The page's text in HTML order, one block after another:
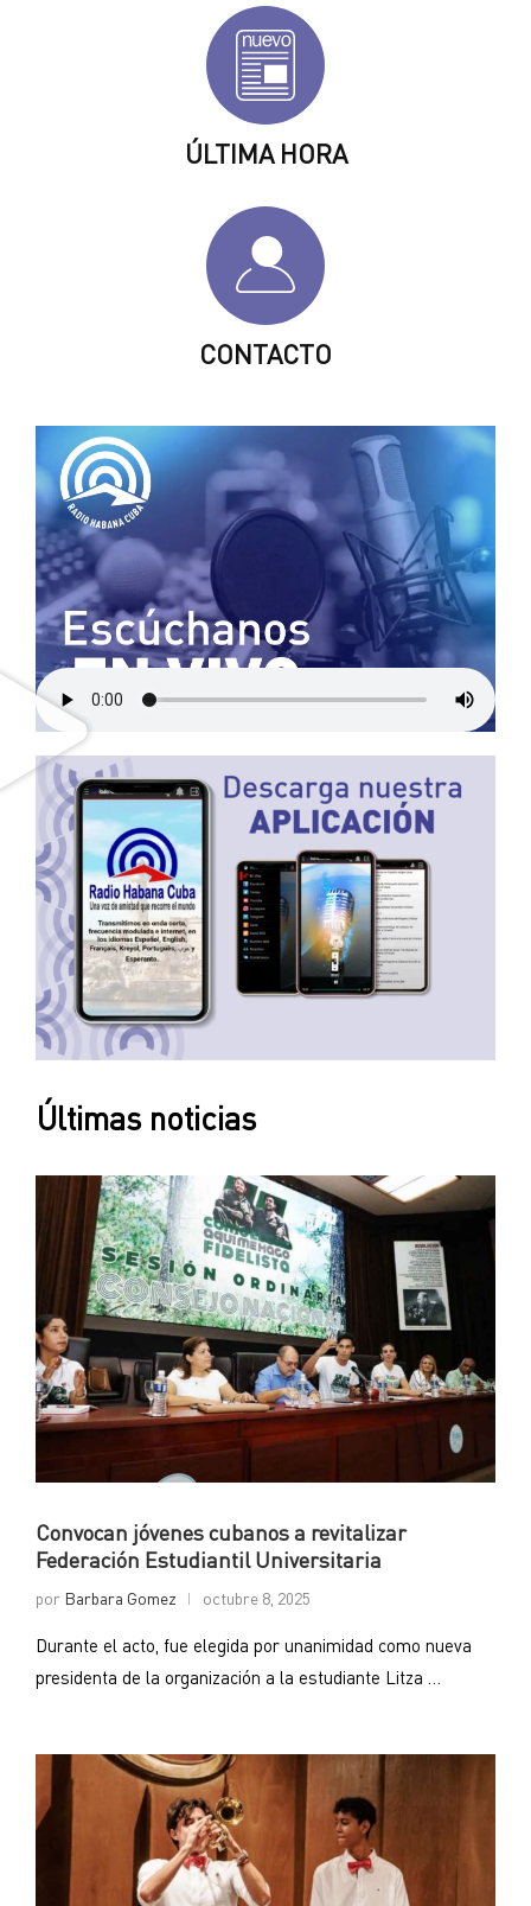
ÚLTIMA HORA
CONTACTO
Últimas noticias
Convocan jóvenes cubanos a revitalizar
Federación Estudiantil Universitaria
por Barbara Gomez octubre 8, 2025
Durante el acto, fue elegida por unanimidad como nueva
presidenta de la organización a la estudiante Litza …